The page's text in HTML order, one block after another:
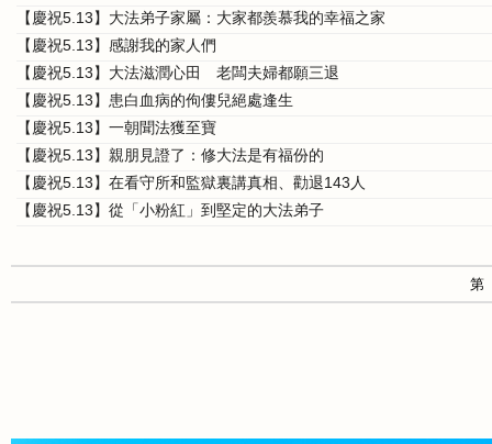
【慶祝5.13】大法弟子家屬：大家都羨慕我的幸福之家
【慶祝5.13】感謝我的家人們
【慶祝5.13】大法滋潤心田 老闆夫婦都願三退
【慶祝5.13】患白血病的佝僂兒絕處逢生
【慶祝5.13】一朝聞法獲至寶
【慶祝5.13】親朋見證了：修大法是有福份的
【慶祝5.13】在看守所和監獄裏講真相、勸退143人
【慶祝5.13】從「小粉紅」到堅定的大法弟子
第